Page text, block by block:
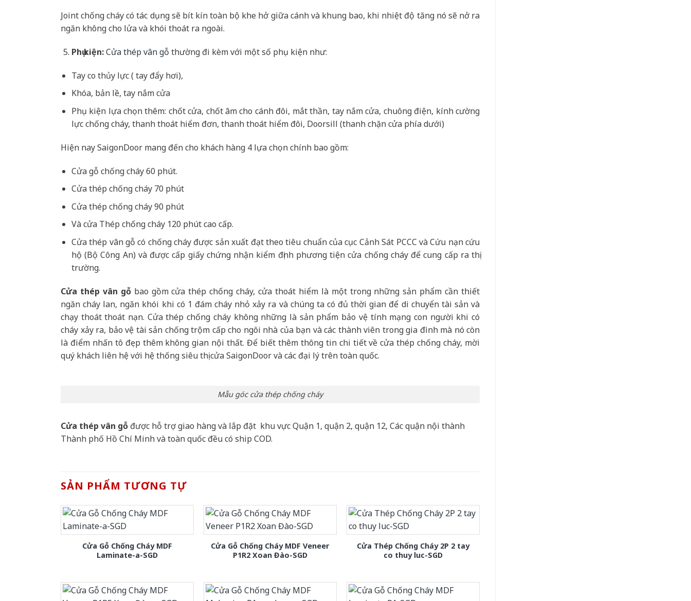
Joint chống cháy có tác dụng sẽ bít kín toàn bộ khe hở giữa cánh và khung bao, khi nhiệt độ tăng nó sẽ nở ra
ngăn không cho lửa và khói thoát ra ngoài.
Phụ kiện:Cửa thép vân gỗ thường đi kèm với một số phụ kiện như:
Tay co thủy lực ( tay đẩy hơi),
Khóa, bản lề, tay nắm cửa
Phụ kiện lựa chọn thêm: chốt cửa, chốt âm cho cánh đôi, mắt thần, tay nắm cửa, chuông điện, kính cường
lực chống cháy, thanh thoát hiểm đơn, thanh thoát hiểm đôi, Doorsill (thanh chặn cửa phía dưới)
Hiện nay SaigonDoor mang đến cho khách hàng 4 lựa chọn chính bao gồm:
Cửa gỗ chống cháy 60 phút.
Cửa thép chống cháy 70 phút
Cửa thép chống cháy 90 phút
Và cửa Thép chống cháy 120 phút cao cấp.
Cửa thép vân gỗ có chống cháy được sản xuất đạt theo tiêu chuẩn của cục Cảnh Sát PCCC và Cứu nạn cứu
hộ (Bộ Công An) và được cấp giấy chứng nhận kiểm định phương tiện cửa chống cháy để cung cấp ra thị
trường.
Cửa thép vân gỗbao gồm cửa thép chống cháy, cửa thoát hiểm là một trong những sản phẩm cần thiết
ngăn cháy lan, ngăn khói khi có 1 đám cháy nhỏ xảy ra và chúng ta có đủ thời gian để di chuyển tài sản và
chạy thoát thoát nạn. Cửa thép chống cháy không những là sản phẩm bảo vệ tính mạng con người khi có
cháy xảy ra, bảo vệ tài sản chống trộm cấp cho ngôi nhà của bạn và các thành viên trong gia đình mà nó còn
là điểm nhấn tô đẹp thêm không gian nội thất. Để biết thêm thông tin chi tiết về cửa thép chống cháy, mời
quý khách liên hệ với hệ thống siêu thị cửa SaigonDoor và các đại lý trên toàn quốc.
Mẫu góc cửa thép chống cháy
Cửa thép vân gỗ được hỗ trợ giao hàng và lắp đặt khu vực Quận 1, quận 2, quận 12, Các quận nội thành
Thành phố Hồ Chí Minh và toàn quốc đều có ship COD.
SẢN PHẨM TƯƠNG TỰ
Cửa Gỗ Chống Cháy MDF
Laminate-a-SGD
Cửa Gỗ Chống Cháy MDF Veneer
P1R2 Xoan Đào-SGD
Cửa Thép Chống Cháy 2P 2 tay
co thuy luc-SGD